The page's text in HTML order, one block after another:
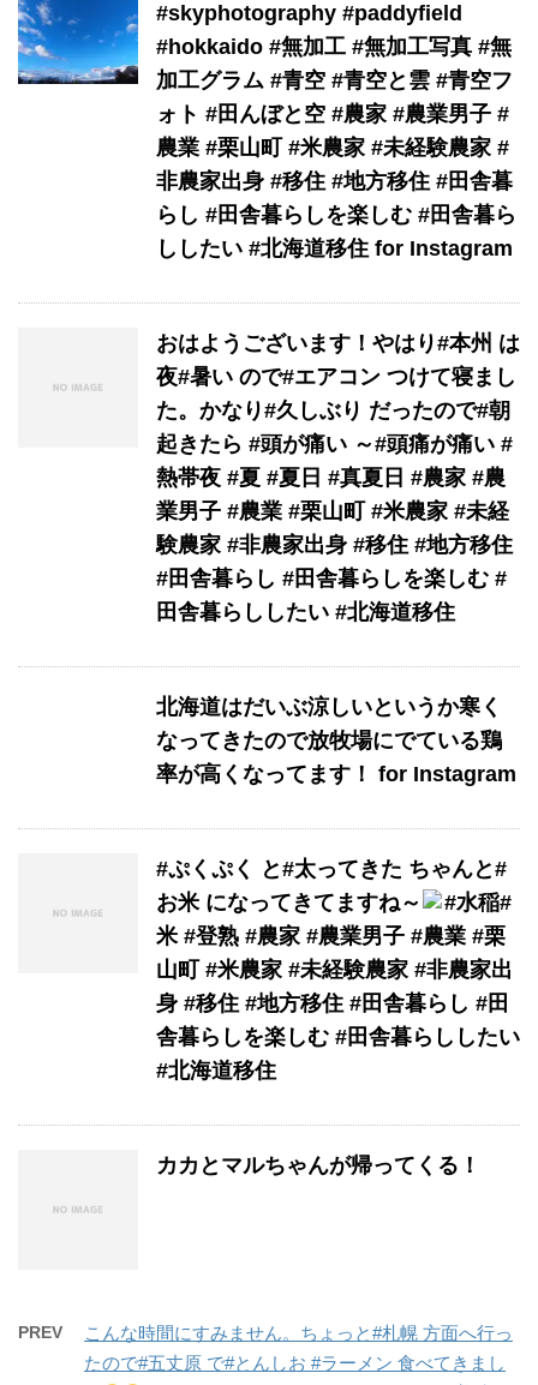
#skyphotography #paddyfield
#hokkaido #無加工 #無加工写真 #無
加工グラム #青空 #青空と雲 #青空フ
ォト #田んぼと空 #農家 #農業男子 #
農業 #栗山町 #米農家 #未経験農家 #
非農家出身 #移住 #地方移住 #田舎暮
らし #田舎暮らしを楽しむ #田舎暮ら
ししたい #北海道移住 for Instagram
おはようございます！やはり#本州 は
夜#暑い ので#エアコン つけて寝まし
た。かなり#久しぶり だったので#朝
起きたら #頭が痛い ～#頭痛が痛い #
熱帯夜 #夏 #夏日 #真夏日 #農家 #農
業男子 #農業 #栗山町 #米農家 #未経
験農家 #非農家出身 #移住 #地方移住
#田舎暮らし #田舎暮らしを楽しむ #
田舎暮らししたい #北海道移住
北海道はだいぶ涼しいというか寒く
なってきたので放牧場にでている鶏
率が高くなってます！ for Instagram
#ぷくぷく と#太ってきた ちゃんと#
お米 になってきてますね～
#水稲#
米 #登熟 #農家 #農業男子 #農業 #栗
山町 #米農家 #未経験農家 #非農家出
身 #移住 #地方移住 #田舎暮らし #田
舎暮らしを楽しむ #田舎暮らししたい
#北海道移住
カカとマルちゃんが帰ってくる！
PREV
こんな時間にすみません。ちょっと#札幌 方面へ行っ
たので#五丈原 で#とんしお #ラーメン 食べてきまし